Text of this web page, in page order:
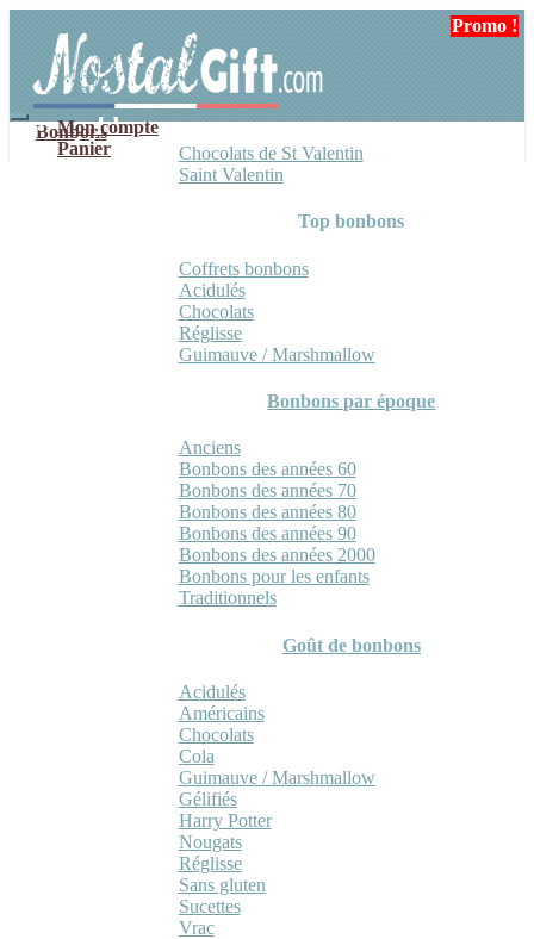
navigation
contenu
Mon compte
Panier
Bonbons
Chocolats de St Valentin
Saint Valentin
Top bonbons
Coffrets bonbons
Acidulés
Chocolats
Réglisse
Guimauve / Marshmallow
Bonbons par époque
Anciens
Bonbons des années 60
Bonbons des années 70
Bonbons des années 80
Bonbons des années 90
Bonbons des années 2000
Bonbons pour les enfants
Traditionnels
Goût de bonbons
Acidulés
Américains
Chocolats
Cola
Guimauve / Marshmallow
Gélifiés
Harry Potter
Nougats
Réglisse
Sans gluten
Sucettes
Vrac
Promo !
Promo !